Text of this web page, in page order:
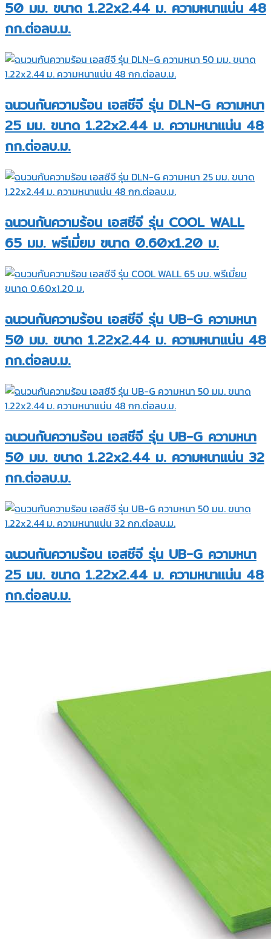
50 มม. ขนาด 1.22x2.44 ม. ความหนาแน่น 48
กก.ต่อลบ.ม.
ฉนวนกันความร้อน เอสซีจี รุ่น DLN-G ความหนา
25 มม. ขนาด 1.22x2.44 ม. ความหนาแน่น 48
กก.ต่อลบ.ม.
ฉนวนกันความร้อน เอสซีจี รุ่น COOL WALL
65 มม. พรีเมี่ยม ขนาด 0.60x1.20 ม.
ฉนวนกันความร้อน เอสซีจี รุ่น UB-G ความหนา
50 มม. ขนาด 1.22x2.44 ม. ความหนาแน่น 48
กก.ต่อลบ.ม.
ฉนวนกันความร้อน เอสซีจี รุ่น UB-G ความหนา
50 มม. ขนาด 1.22x2.44 ม. ความหนาแน่น 32
กก.ต่อลบ.ม.
ฉนวนกันความร้อน เอสซีจี รุ่น UB-G ความหนา
25 มม. ขนาด 1.22x2.44 ม. ความหนาแน่น 48
กก.ต่อลบ.ม.